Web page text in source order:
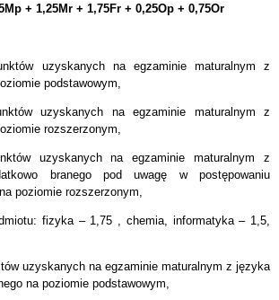
+ 1,25Mr + 1,75Fr + 0,25Op + 0,75Or
uzyskanych na egzaminie maturalnym z
podstawowym,
uzyskanych na egzaminie maturalnym z
rozszerzonym,
uzyskanych na egzaminie maturalnym z
branego pod uwagę w postępowaniu
poziomie rozszerzonym,
fizyka – 1,75 , chemia, informatyka – 1,5,
uzyskanych na egzaminie maturalnym z języka
na poziomie podstawowym,